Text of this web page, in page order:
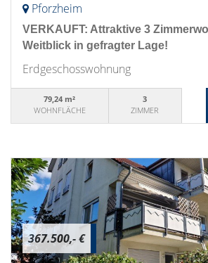
Pforzheim
VERKAUFT: Attraktive 3
Weitblick in gefragter Lage!
Erdgeschosswohnung
79,24 m²
WOHNFLÄCHE
3
ZIMMER
367.500,- €